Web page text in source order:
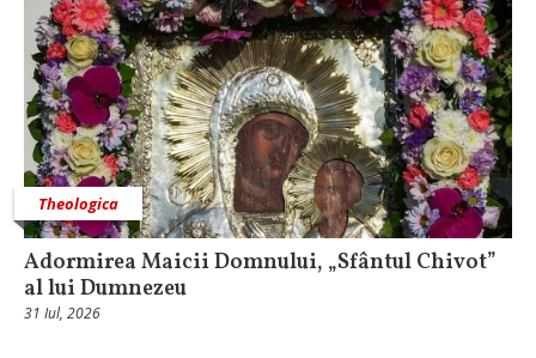
Theologica
Adormirea Maicii Domnului, „Sfântul Chivot”
al lui Dumnezeu
31 Iul, 2026